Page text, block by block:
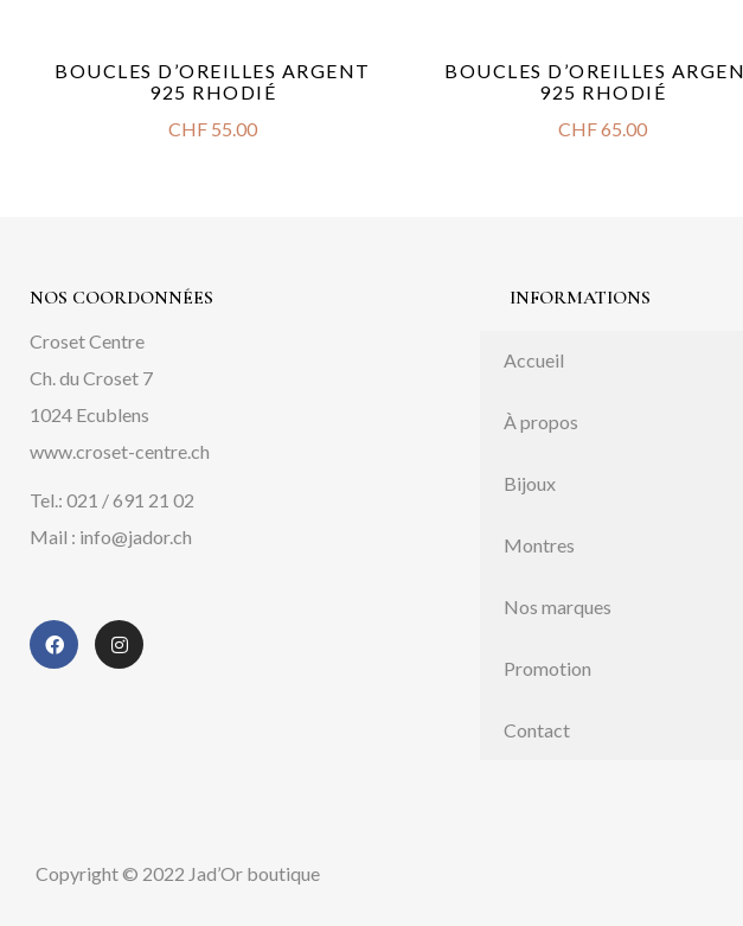
BOUCLES D’OREILLES ARGENT
925 RHODIÉ
CHF 55.00
BOUCLES D’OREILLES
925 RHODIÉ
CHF65.00
NOS COORDONNÉES
Croset Centre
Ch. du Croset 7
1024 Ecublens
www.croset-centre.ch
Tel.: 021 / 691 21 02
Mail : info@jador.ch
INFORMATIONS
Accueil
À propos
Bijoux
Montres
Nos marques
Promotion
Contact
Copyright © 2022 Jad’Or boutique